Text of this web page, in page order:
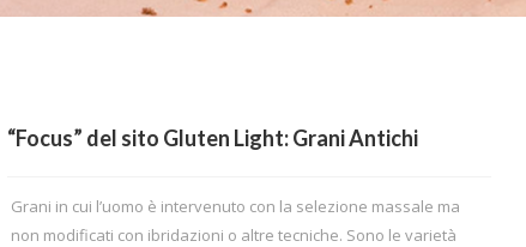
“Focus” del sito Gluten Light: Grani Antichi
Grani in cui l’uomo è intervenuto con la selezione massale ma
non modificati con ibridazioni o altre tecniche. Sono le varietà